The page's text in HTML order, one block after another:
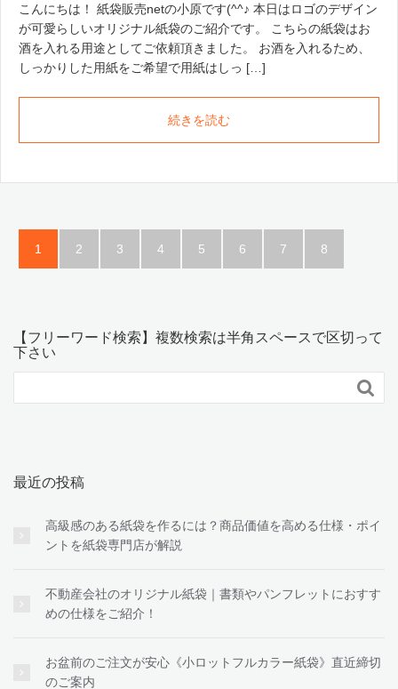
こんにちは！ 紙袋販売netの小原です(^^♪ 本日はロゴのデザイン
が可愛らしいオリジナル紙袋のご紹介です。 こちらの紙袋はお
酒を入れる用途としてご依頼頂きました。 お酒を入れるため、
しっかりした用紙をご希望で用紙はしっ […]
続きを読む
1 2 3 4 5 6 7 8
【フリーワード検索】複数検索は半角スペースで区切って
下さい

最近の投稿
高級感のある紙袋を作るには？商品価値を高める仕様・ポイ
ントを紙袋専門店が解説
不動産会社のオリジナル紙袋｜書類やパンフレットにおすす
めの仕様をご紹介！
お盆前のご注文が安心《小ロットフルカラー紙袋》直近締切
のご案内